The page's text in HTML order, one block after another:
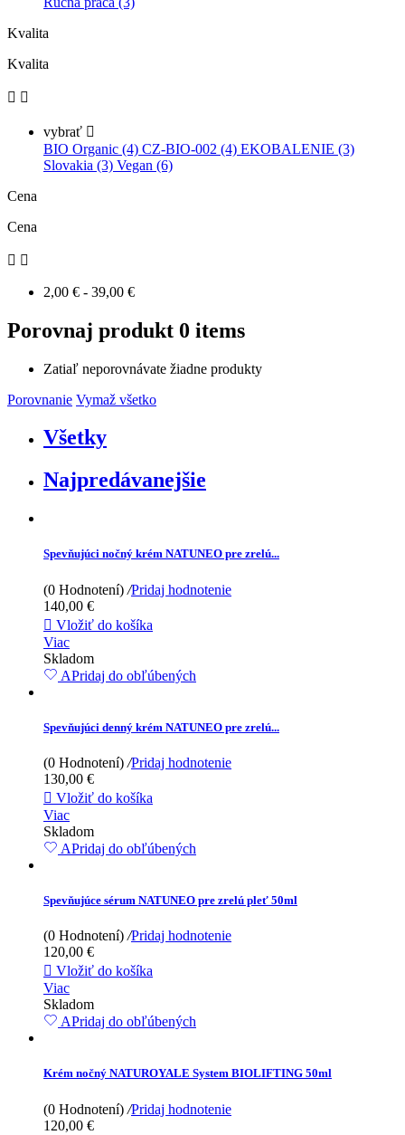
Kvalita
Kvalita
 
vybrať 
BIO Organic (4) CZ-BIO-002 (4) EKOBALENIE (3)
Slovakia (3) Vegan (6)
Cena
Cena
 
2,00 € - 39,00 €
Porovnaj produkt 0 items
Zatiaľ neporovnávate žiadne produkty
Porovnanie Vymaž všetko
Všetky
Najpredávanejšie
Spevňujúci nočný krém NATUNEO pre zrelú...
(0 Hodnotení) /Pridaj hodnotenie
140,00 €
 Vložiť do košíka
Viac
Skladom
APridaj do obľúbených
Spevňujúci denný krém NATUNEO pre zrelú...
(0 Hodnotení) /Pridaj hodnotenie
130,00 €
 Vložiť do košíka
Viac
Skladom
APridaj do obľúbených
Spevňujúce sérum NATUNEO pre zrelú pleť 50ml
(0 Hodnotení) /Pridaj hodnotenie
120,00 €
 Vložiť do košíka
Viac
Skladom
APridaj do obľúbených
Krém nočný NATUROYALE System BIOLIFTING 50ml
(0 Hodnotení) /Pridaj hodnotenie
120,00 €